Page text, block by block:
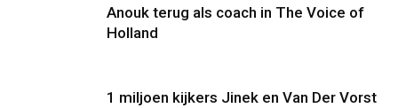
Anouk terug als coach in The Voice of
Holland
1 miljoen kijkers Jinek en Van Der Vorst